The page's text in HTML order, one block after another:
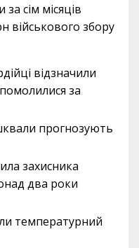
сім місяців
військового збору
відзначили
за
прогнозують
захисника
два роки
температурний